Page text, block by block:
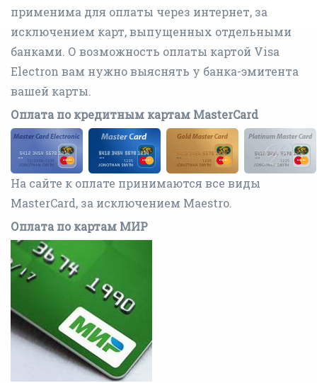
применима для оплаты через интернет, за
исключением карт, выпущенных отдельными
банками. О возможность оплаты картой Visa
Electron вам нужно выяснять у банка-эмитента
вашей карты.
Оплата по кредитным картам MasterCard
На сайте к оплате принимаются все виды
MasterCard, за исключением Maestro.
Оплата по картам МИР